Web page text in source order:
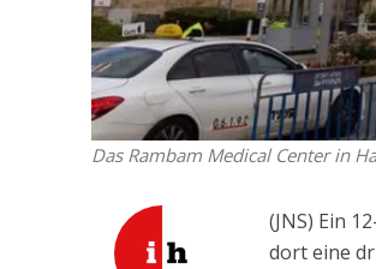
Das Rambam Medical Center in
(JNS) Ein
dort eine